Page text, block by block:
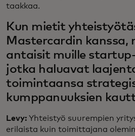
taakkaa.
Kun mietit
Mastercardin kanssa,
antaisit muille
jotka haluavat
toimintaansa
kumppanuuksien
Levy: Yhteistyö suurempien
erilaista kuin toimittajana